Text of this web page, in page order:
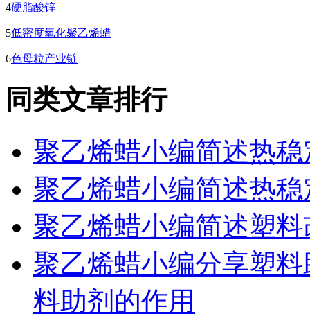
4硬脂酸锌
5低密度氧化聚乙烯蜡
6色母粒产业链
同类文章排行
聚乙烯蜡小编简述热
聚乙烯蜡小编简述热
聚乙烯蜡小编简述塑料
聚乙烯蜡小编分享塑
料助剂的作用